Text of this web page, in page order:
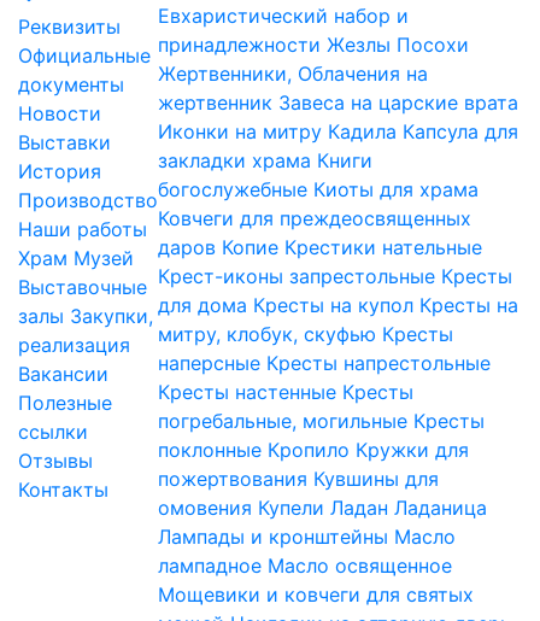
Реквизиты
Официальные
документы
Новости
Выставки
История
Производство
Наши работы
Храм Музей
Выставочные
залы Закупки,
реализация
Вакансии
Полезные
ссылки
Отзывы
Контакты
Евхаристический набор и
принадлежности Жезлы Посохи
Жертвенники, Облачения на
жертвенник Завеса на царские врата
Иконки на митру Кадила Капсула для
закладки храма Книги
богослужебные Киоты для храма
Ковчеги для преждеосвященных
даров Копие Крестики нательные
Крест-иконы запрестольные Кресты
для дома Кресты на купол Кресты на
митру, клобук, скуфью Кресты
наперсные Кресты напрестольные
Кресты настенные Кресты
погребальные, могильные Кресты
поклонные Кропило Кружки для
пожертвования Кувшины для
омовения Купели Ладан Ладаница
Лампады и кронштейны Масло
лампадное Масло освященное
Мощевики и ковчеги для святых